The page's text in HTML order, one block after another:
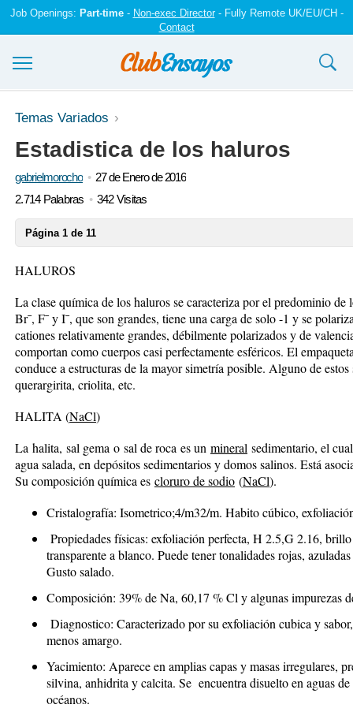
Job Openings: Part-time- Non-exec Director- Fully Remote UK/EU/CH -
Contact
Ensayos y trabajos
Registrarse
Iniciar sesión
Temas Variados
Estadistica de los haluros
gabrielmorocho
27 de Enero de 2016
2.714 Palabras
342 Visitas
Página 1 de 11
HALUROS
La clase química de los haluros se caracteriza por el predominio de
Br¯, F¯ y I¯, que son grandes, tiene una carga de solo -1 y se
cationes relativamente grandes, débilmente polarizados y de
comportan como cuerpos casi perfectamente esféricos. El
conduce a estructuras de la mayor simetría posible. Alguno de
querargirita, criolita, etc.
HALITA (NaCl)
La halita, sal gema o sal de roca es un mineral sedimentario, el
agua salada, en depósitos sedimentarios y domos salinos. Está
Su composición química es cloruro de sodio (NaCl).
Cristalografía: Isometrico;4/m32/m. Habito cúbico,
Propiedades físicas: exfoliación perfecta, H 2.5,G 2.16,
transparente a blanco. Puede tener tonalidades rojas,
Gusto salado.
Composición: 39% de Na, 60,17 % Cl y algunas impurezas
Diagnostico: Caracterizado por su exfoliación cubica y
menos amargo.
Yacimiento: Aparece en amplias capas y masas irregulares,
silvina, anhidrita y calcita. Se encuentra disuelto en aguas
océanos.